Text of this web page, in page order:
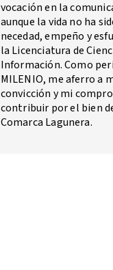
vocación en la
aunque la vida no ha
necedad, empeño y
la Licenciatura de
Información. Como
MILENIO, me aferro a
convicción y mi
contribuir por el bien
Comarca Lagunera.